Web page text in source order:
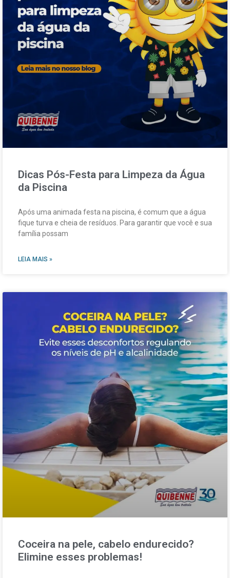
Dicas Pós-Festa para Limpeza da Água
da Piscina
Após uma animada festa na piscina, é comum que a água
fique turva e cheia de resíduos. Para garantir que você e sua
família possam
LEIA MAIS »
Coceira na pele, cabelo endurecido?
Elimine esses problemas!